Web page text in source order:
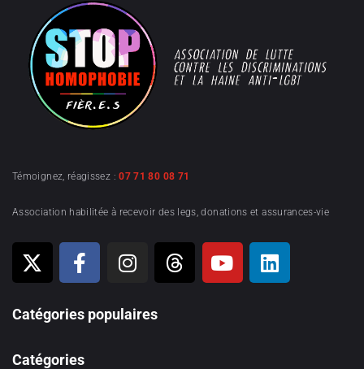
Témoignez, réagissez :07 71 80 08 71
Association habilitée à recevoir des legs, donations et assurances-vie
Catégories populaires
Catégories